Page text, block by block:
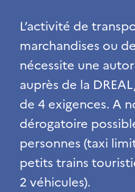
L’activité de
marchandises ou
nécessite une
auprès de la
de 4 exigences. A
dérogatoire
personnes (taxi
petits trains
2 véhicules).